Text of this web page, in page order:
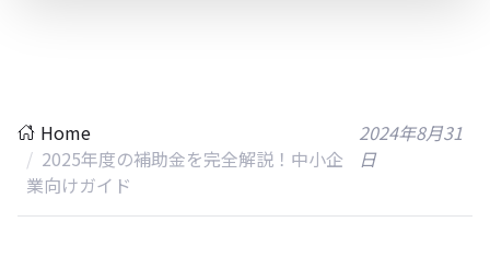
Home
2025年度の補助金を完全解説！中小企
業向けガイド
2024年8月31
日